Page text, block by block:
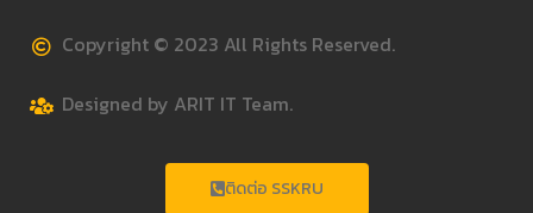
Copyright © 2023 All Rights Reserved.
Designed by ARIT IT Team.
ติดต่อ SSKRU